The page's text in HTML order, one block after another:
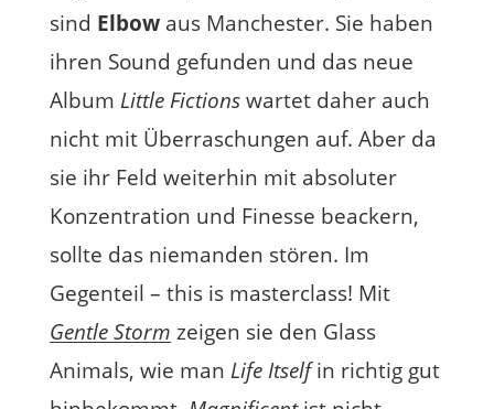
sind Elbowaus Manchester. Sie haben
ihren Sound gefunden und das neue
Album Little Fictionswartet daher auch
nicht mit Überraschungen auf. Aber da
sie ihr Feld weiterhin mit absoluter
Konzentration und Finesse beackern,
sollte das niemanden stören. Im
Gegenteil – this is masterclass! Mit
Gentle Storm zeigen sie den Glass
Animals, wie man Life Itselfin richtig gut